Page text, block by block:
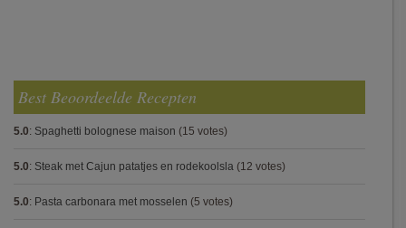
Best Beoordeelde Recepten
5.0: Spaghetti bolognese maison (15 votes)
5.0: Steak met Cajun patatjes en rodekoolsla (12 votes)
5.0: Pasta carbonara met mosselen (5 votes)